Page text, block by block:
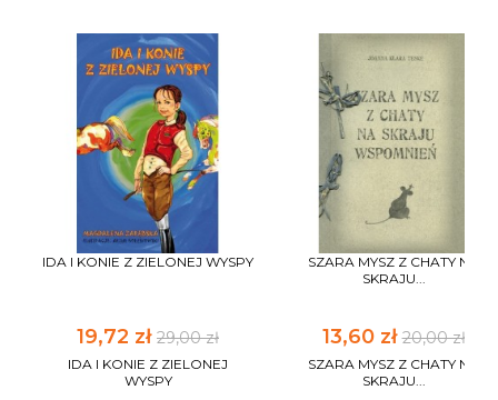
IDA I KONIE Z ZIELONEJ WYSPY
19,72 zł 29,00 zł
IDA I KONIE Z ZIELONEJ
WYSPY
SZARA MYSZ Z CHATY NA
SKRAJU...
13,60 zł20,00 zł
SZARA MYSZ Z CHATY NA
SKRAJU...